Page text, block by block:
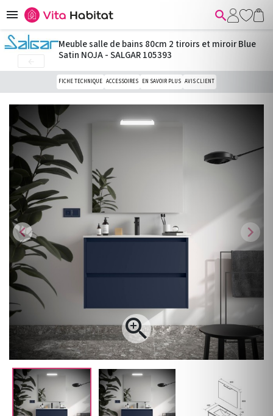
 
chevron_left

chevron_right
Meuble salle de bains 80cm 2 tiroirs et miroir Blue
Satin NOJA - SALGAR 105393
FICHE TECHNIQUE ACCESSOIRES EN SAVOIR PLUS AVIS CLIENT